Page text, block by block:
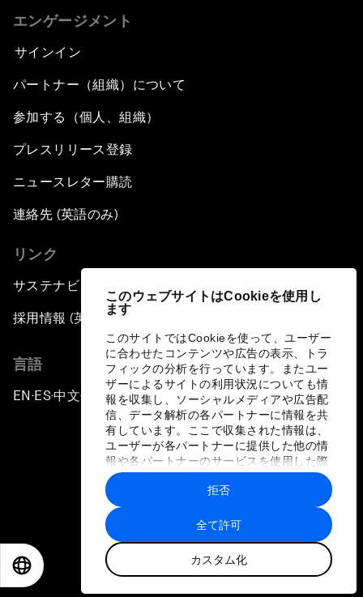
このウェブサイトはCookieを使用し
ます
このサイトではCookieを使って、ユーザー
に合わせたコンテンツや広告の表示、トラ
フィックの分析を行っています。またユー
ザーによるサイトの利用状況についても情
報を収集し、ソーシャルメディアや広告配
信、データ解析の各パートナーに情報を共
有しています。ここで収集された情報は、
ユーザーが各パートナーに提供した他の情
報や各パートナーのサービスを使用した際
に収集された情報と組み合わされ、各パー
トナーによって使用されることがありま
す。
全て許可
カスタム化
拒否
エンゲージメント
サインイン
パートナー（組織）について
参加する（個人、組織）
プレスリリース登録
ニュースレター購読
連絡先 (英語のみ)
リンク
サステナビリティへの取り組み
採用情報 (英語のみ)
言語
EN ▪ES▪中文▪ 日本語
プライバシーポリシーと利用規約
サイトマップ
©
世界経済フォーラム